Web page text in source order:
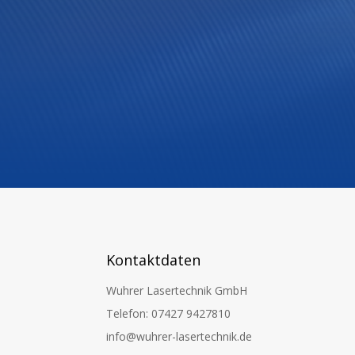
Kontaktdaten
Wuhrer Lasertechnik GmbH
Telefon: 07427 9427810
info@wuhrer-lasertechnik.de